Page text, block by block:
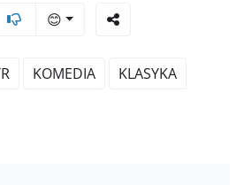
😊
KOMEDIA
KLASYKA